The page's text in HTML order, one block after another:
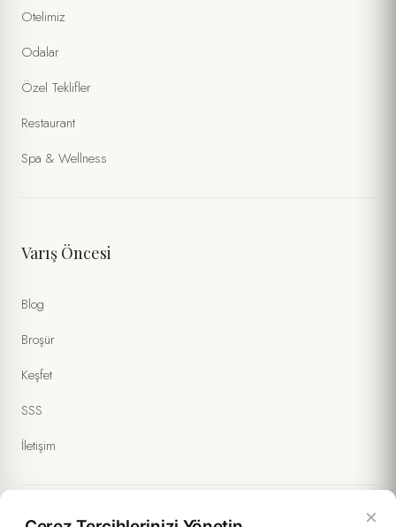
Otelimiz
Odalar
Özel Teklifler
Restaurant
Spa & Wellness
Varış Öncesi
Blog
Broşür
Keşfet
SSS
İletişim
×